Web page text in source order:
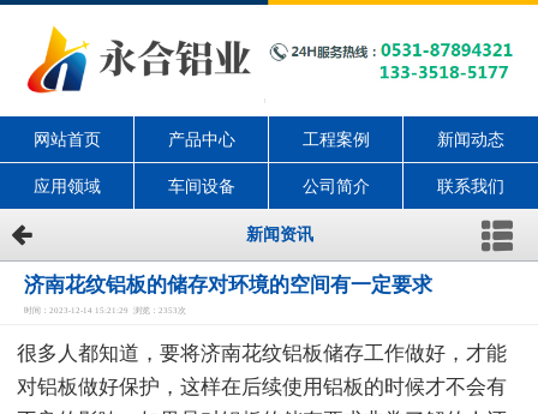
网站首页 产品中心 工程案例 新闻动态
应用领域 车间设备 公司简介 联系我们
新闻资讯
济南花纹铝板的储存对环境的空间有一定要求
时间：2023-12-14 15:21:29 浏览：2353次
很多人都知道，要将济南花纹铝板储存工作做好，才能
对铝板做好保护，这样在后续使用铝板的时候才不会有